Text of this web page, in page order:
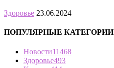
Здоровье 23.06.2024
ПОПУЛЯРНЫЕ КАТЕГОРИИ
Новости11468
Здоровье493